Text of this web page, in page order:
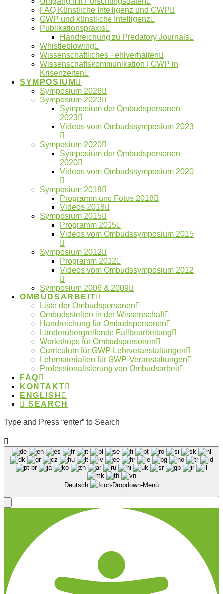
FAQ Künstliche Intelligenz und GWP
GWP und künstliche Intelligenz
Publikationspraxis
Handreichung zu Predatory Journals
Whistleblowing
Wissenschaftliches Fehlverhalten
Wissenschaftskommunikation | GWP in
Krisenzeiten
SYMPOSIUM
Symposium 2026
Symposium 2023
Symposium der Ombudspersonen
2023
Videos vom Ombudssymposium 2023
Symposium 2020
Symposium der Ombudspersonen
2020
Videos vom Ombudssymposium 2020
Symposium 2018
Programm und Fotos 2018
Videos 2018
Symposium 2015
Programm 2015
Videos vom Ombudssymposium 2015
Symposium 2012
Programm 2012
Videos vom Ombudssymposium 2012
Symposium 2006 & 2009
OMBUDSARBEIT
Liste der Ombudspersonen
Ombudsstellen in der Wissenschaft
Handreichung für Ombudspersonen
Länderübergreifende Fallbearbeitung
Workshops für Ombudspersonen
Curriculum für GWP-Lehrveranstaltungen
Lehrmaterialien für GWP-Veranstaltungen
Professionalisierung von Ombudsarbeit
FAQ
KONTAKT
ENGLISH
SEARCH
Schlagwörter
Anonymität Autorschaften Betreuung
Datenfälschung Datennutzung ENRIO
Fehlverhalten Forschungsdaten
Forschungsethik gute Betreuung
Künstliche Intelligenz
Ombudsgremium
Ombudsverfahren
Ombudswesen Plagiate
Publikationspraxis Verlage Vertraulichkeit
Whistleblower
Neueste Artikel
Beitrag im Laborjournal zur Fehlerkultur in der
Wissenschaft
Anmeldung digitaler Workshoptag 2026
geöffnet
Anmeldung digitaler Workshoptag 2026
Jahresbericht 2025 des OWID online
Athens Statement: Empfehlungen für
verantwortungsbewusste transdisziplinäre
Forschung veröffentlicht
Impressum
FAQ
Kontakt
Datenschutzerklärung
Made with ❤︎ by galaniprojects GmbH © 2026
Type and Press “enter” to Search
Deutsch